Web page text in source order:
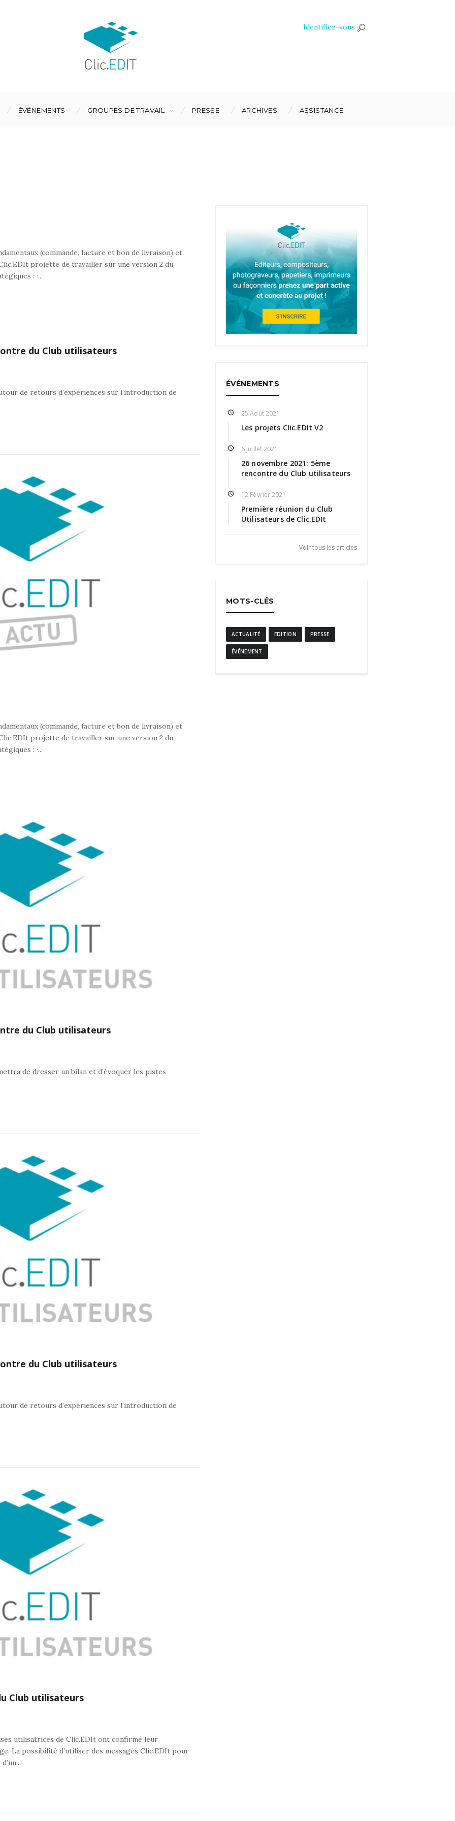
Identifiez-vous
ÉVÉNEMENTS GROUPES DE TRAVAIL PRESSE ARCHIVES ASSISTANCE
(commande, facture et bon de livraison) et
projette de travailler sur une version 2 du
: ·...
du Club utilisateurs
de retours d’expériences sur l’introduction de
(commande, facture et bon de livraison) et
projette de travailler sur une version 2 du
: ·...
du Club utilisateurs
de dresser un bilan et d’évoquer les pistes
du Club utilisateurs
de retours d’expériences sur l’introduction de
Club utilisateurs
utilisatrices de Clic.EDIt ont confirmé leur
La possibilité d’utiliser des messages Clic.EDIt pour
ÉVÉNEMENTS
25 Août 2021
Les projets Clic.EDIt V2
6 Juillet 2021
26 novembre 2021: 5ème
rencontre du Club utilisateurs
12 Février 2021
Première réunion du Club
Utilisateurs de Clic.EDIt
Voir tous les articles
MOTS-CLÉS
ACTUALITÉ EDITION PRESSE
ÉVÉNEMENT